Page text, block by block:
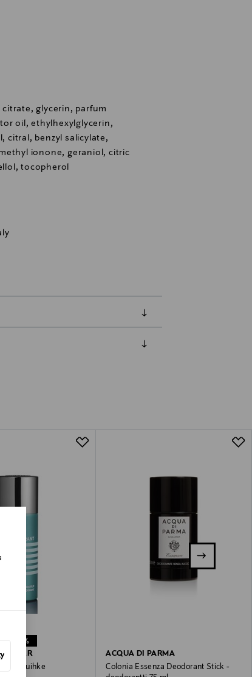
glycerin, parfum
oil, ethylhexylglycerin,
citral, benzyl salicylate,
ionone, geraniol, citric
tocopherol
osoitteeseen.
–20%
-suihke
ACQUA DI PARMA
Colonia Essenza Deodorant Stick -